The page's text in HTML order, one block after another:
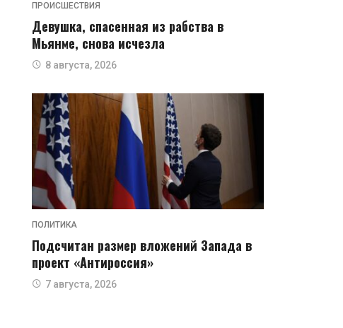
ПРОИСШЕСТВИЯ
Девушка, спасенная из рабства в
Мьянме, снова исчезла
8 августа, 2026
ПОЛИТИКА
Подсчитан размер вложений Запада в
проект «Антироссия»
7 августа, 2026